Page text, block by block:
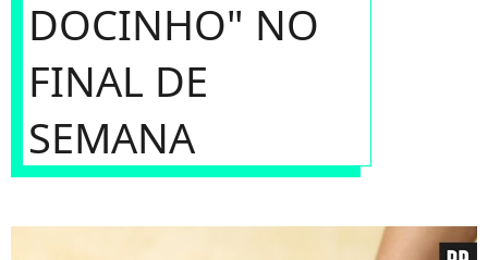
DOCINHO" NO
FINAL DE
SEMANA